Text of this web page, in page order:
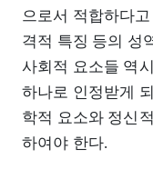
으로서 적합하다
격적 특징 등의 성
사회적 요소들 역
하나로 인정받게
학적 요소와 정신
하여야 한다.